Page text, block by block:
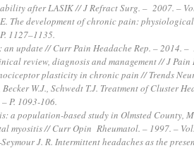
after LASIK // J Refract Surg. – 2007. –
The development of chronic pain:
1127–1135.
update // Curr Pain Headache Rep. – 2014. –
review, diagnosis and management // J
plasticity in chronic pain // Trends
W.J., Schwedt T.J. Treatment of Cluster
P. 1093-106.
a population-based study in Olmsted County,
myositis // Curr Opin Rheumatol. – 1997. –
J. R. Intermittent headaches as the